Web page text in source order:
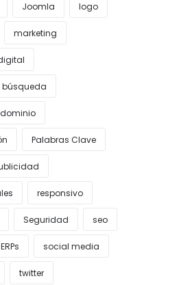
Joomla logo
marketing
búsqueda
Palabras Clave
responsivo
Seguridad seo
social media
twitter